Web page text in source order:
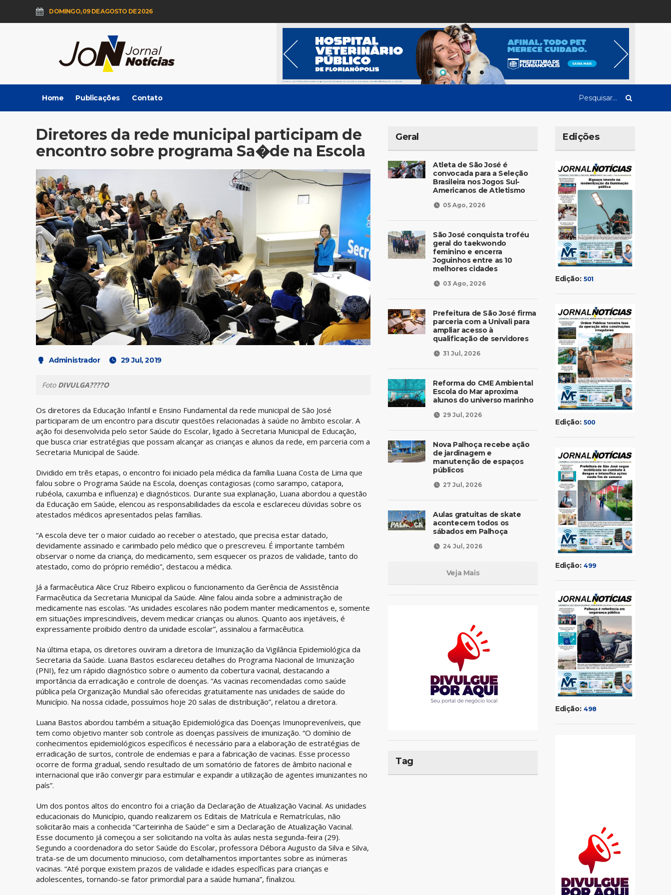
DOMINGO, 09 DE AGOSTO DE 2026
Home Publicações Contato
Diretores da rede municipal participam de
encontro sobre programa Sa�de na Escola
Administrador 29 Jul, 2019
Foto DIVULGA????O
Os diretores da Educação Infantil e Ensino Fundamental da rede municipal de São José
participaram de um encontro para discutir questões relacionadas à saúde no âmbito escolar. A
ação foi desenvolvida pelo setor Saúde do Escolar, ligado à Secretaria Municipal de Educação,
que busca criar estratégias que possam alcançar as crianças e alunos da rede, em parceria com a
Secretaria Municipal de Saúde.
Dividido em três etapas, o encontro foi iniciado pela médica da família Luana Costa de Lima que
falou sobre o Programa Saúde na Escola, doenças contagiosas (como sarampo, catapora,
rubéola, caxumba e influenza) e diagnósticos. Durante sua explanação, Luana abordou a questão
da Educação em Saúde, elencou as responsabilidades da escola e esclareceu dúvidas sobre os
atestados médicos apresentados pelas famílias.
“A escola deve ter o maior cuidado ao receber o atestado, que precisa estar datado,
devidamente assinado e carimbado pelo médico que o prescreveu. É importante também
observar o nome da criança, do medicamento, sem esquecer os prazos de validade, tanto do
atestado, como do próprio remédio”, destacou a médica.
Já a farmacêutica Alice Cruz Ribeiro explicou o funcionamento da Gerência de Assistência
Farmacêutica da Secretaria Municipal da Saúde. Aline falou ainda sobre a administração de
medicamente nas escolas. “As unidades escolares não podem manter medicamentos e, somente
em situações imprescindíveis, devem medicar crianças ou alunos. Quanto aos injetáveis, é
expressamente proibido dentro da unidade escolar”, assinalou a farmacêutica.
Na última etapa, os diretores ouviram a diretora de Imunização da Vigilância Epidemiológica da
Secretaria da Saúde. Luana Bastos esclareceu detalhes do Programa Nacional de Imunização
(PNI), fez um rápido diagnóstico sobre o aumento da cobertura vacinal, destacando a
importância da erradicação e controle de doenças. “As vacinas recomendadas como saúde
pública pela Organização Mundial são oferecidas gratuitamente nas unidades de saúde do
Município. Na nossa cidade, possuímos hoje 20 salas de distribuição”, relatou a diretora.
Luana Bastos abordou também a situação Epidemiológica das Doenças Imunopreveníveis, que
tem como objetivo manter sob controle as doenças passíveis de imunização. “O domínio de
conhecimentos epidemiológicos específicos é necessário para a elaboração de estratégias de
erradicação de surtos, controle de endemias e para a fabricação de vacinas. Esse processo
ocorre de forma gradual, sendo resultado de um somatório de fatores de âmbito nacional e
internacional que irão convergir para estimular e expandir a utilização de agentes imunizantes no
país”.
Um dos pontos altos do encontro foi a criação da Declaração de Atualização Vacinal. As unidades
educacionais do Município, quando realizarem os Editais de Matrícula e Rematrículas, não
solicitarão mais a conhecida “Carteirinha de Saúde” e sim a Declaração de Atualização Vacinal.
Esse documento já começou a ser solicitando na volta às aulas nesta segunda-feira (29).
Segundo a coordenadora do setor Saúde do Escolar, professora Débora Augusto da Silva e Silva,
trata-se de um documento minucioso, com detalhamentos importantes sobre as inúmeras
vacinas. “Até porque existem prazos de validade e idades específicas para crianças e
adolescentes, tornando-se fator primordial para a saúde humana”, finalizou.
Geral
Atleta de São José é
convocada para a Seleção
Brasileira nos Jogos Sul-
Americanos de Atletismo
05 Ago, 2026
São José conquista troféu
geral do taekwondo
feminino e encerra
Joguinhos entre as 10
melhores cidades
03 Ago, 2026
Prefeitura de São José firma
parceria com a Univali para
ampliar acesso à
qualificação de servidores
31 Jul, 2026
Reforma do CME Ambiental
Escola do Mar aproxima
alunos do universo marinho
29 Jul, 2026
Nova Palhoça recebe ação
de jardinagem e
manutenção de espaços
públicos
27 Jul, 2026
Aulas gratuitas de skate
acontecem todos os
sábados em Palhoça
24 Jul, 2026
Veja Mais
Tag
Edições
Edição: 501
Edição: 500
Edição: 499
Edição: 498